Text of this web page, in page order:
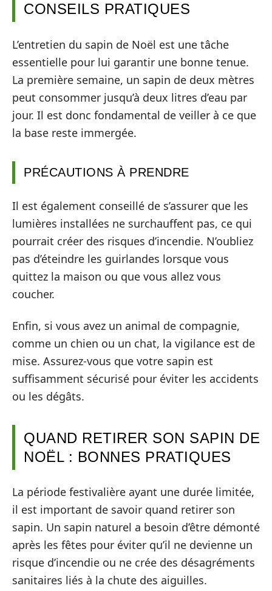
CONSEILS PRATIQUES
L’entretien du sapin de Noël est une tâche
essentielle pour lui garantir une bonne tenue.
La première semaine, un sapin de deux mètres
peut consommer jusqu’à deux litres d’eau par
jour. Il est donc fondamental de veiller à ce que
la base reste immergée.
PRÉCAUTIONS À PRENDRE
Il est également conseillé de s’assurer que les
lumières installées ne surchauffent pas, ce qui
pourrait créer des risques d’incendie. N’oubliez
pas d’éteindre les guirlandes lorsque vous
quittez la maison ou que vous allez vous
coucher.
Enfin, si vous avez un animal de compagnie,
comme un chien ou un chat, la vigilance est de
mise. Assurez-vous que votre sapin est
suffisamment sécurisé pour éviter les accidents
ou les dégâts.
QUAND RETIRER SON SAPIN DE
NOËL : BONNES PRATIQUES
La période festivalière ayant une durée limitée,
il est important de savoir quand retirer son
sapin. Un sapin naturel a besoin d’être démonté
après les fêtes pour éviter qu’il ne devienne un
risque d’incendie ou ne crée des désagréments
sanitaires liés à la chute des aiguilles.